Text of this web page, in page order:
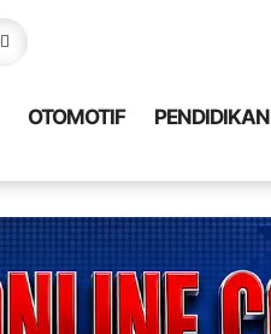
OTOMOTIF PENDIDIKAN